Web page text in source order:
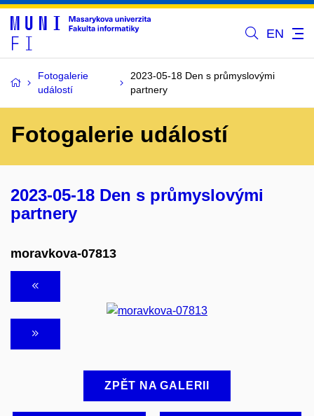
EN
Fotogalerie
událostí
2023-05-18 Den s průmyslovými
partnery
Fotogalerie událostí
2023-05-18 Den s průmyslovými
partnery
moravkova-07813
ZPĚT NA GALERII